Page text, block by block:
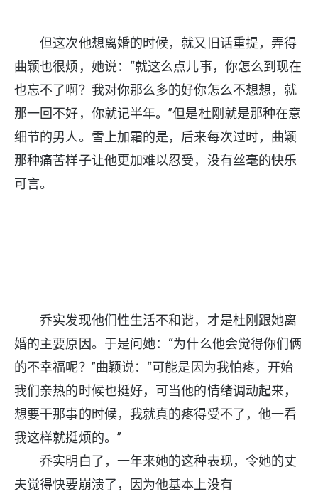
但这次他想离婚的时候，就又旧话重提，弄得
曲颖也很烦，她说：“就这么点儿事，你怎么到现在
也忘不了啊？我对你那么多的好你怎么不想想，就
那一回不好，你就记半年。”但是杜刚就是那种在意
细节的男人。雪上加霜的是，后来每次过时，曲颖
那种痛苦样子让他更加难以忍受，没有丝毫的快乐
可言。
乔实发现他们性生活不和谐，才是杜刚跟她离
婚的主要原因。于是问她：“为什么他会觉得你们俩
的不幸福呢？”曲颖说：“可能是因为我怕疼，开始
我们亲热的时候也挺好，可当他的情绪调动起来，
想要干那事的时候，我就真的疼得受不了，他一看
我这样就挺烦的。”
乔实明白了，一年来她的这种表现，令她的丈
夫觉得快要崩溃了，因为他基本上没有